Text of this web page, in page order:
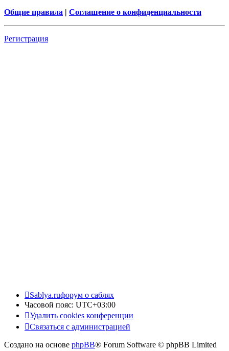
Общие правила | Соглашение о конфиденциальности
Регистрация
Sablya.ruфорум о саблях
Часовой пояс: UTC+03:00
Удалить cookies конференции
Связаться с администрацией
Создано на основе phpBB® Forum Software © phpBB Limited